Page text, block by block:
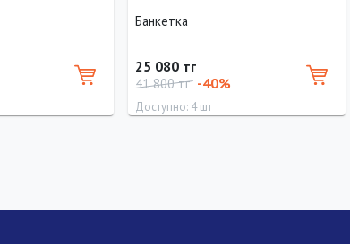
Банкетка
25 080 тг
41 800 тг -40%
Доступно: 4 шт